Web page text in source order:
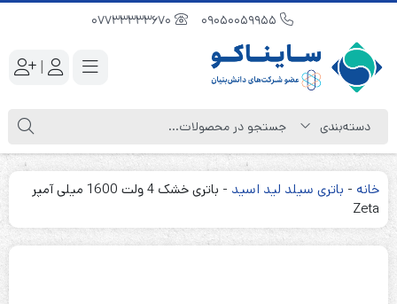
|
خانه - باتری سیلد لید اسید -
باتری خشک 4 ولت 1600 میلی آمپر
Zeta